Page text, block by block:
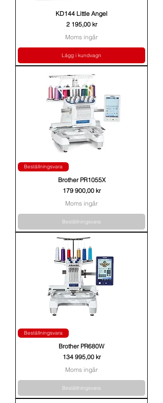
KD144 Little Angel
Pris
2 195,00 kr
Moms ingår
Lägg i kundvagn
Beställningsvara
Brother PR1055X
Pris
179 900,00 kr
Moms ingår
Beställningsvara
Beställningsvara
Brother PR680W
Pris
134 995,00 kr
Moms ingår
Beställningsvara